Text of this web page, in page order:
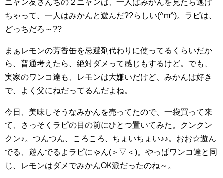
ニャン友さんちの２ニャンは、一人はみかんを見たら逃げ
ちゃって、一人はみかんと遊んだ??らしい(^m^)。ラピは、
どっちだろ～??
まぁレモンの芳香缶を忌避剤代わりに使ってるくらいだか
ら、普通考えたら、絶対ダメって感じもするけど。でも、
実家のワンコ達も、レモンは大嫌いだけど、みかんは好き
で、よく父にねだってるんだよね。
今日、美味しそうなみかんを売ってたので、一袋買って来
て、さっそくラピの目の前にひとつ置いてみた。クンクン
クン♪。つんつん、ころころ、ちょいちょい♪♪。おお☆遊ん
でる、遊んでるよラピにゃん(＞▽＜)。やっぱワンコ達と同
じ、レモンはダメでみかんOK派だったのね～。